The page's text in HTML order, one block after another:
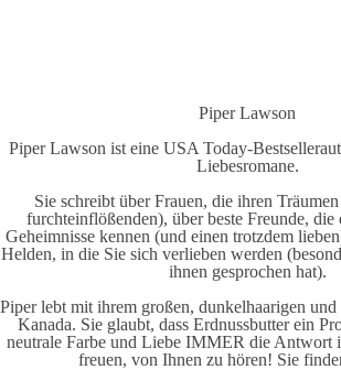
Piper Lawson
Piper Lawson ist eine USA Today-
Liebesromane.
Sie schreibt über Frauen, die ihren
furchteinflößenden), über beste Freunde, die
Geheimnisse kennen (und einen trotzdem
Helden, in die Sie sich verlieben werden
ihnen gesprochen hat).
Piper lebt mit ihrem großen, dunkelhaarigen
Kanada. Sie glaubt, dass Erdnussbutter ein
neutrale Farbe und Liebe IMMER die
freuen, von Ihnen zu hören! Sie